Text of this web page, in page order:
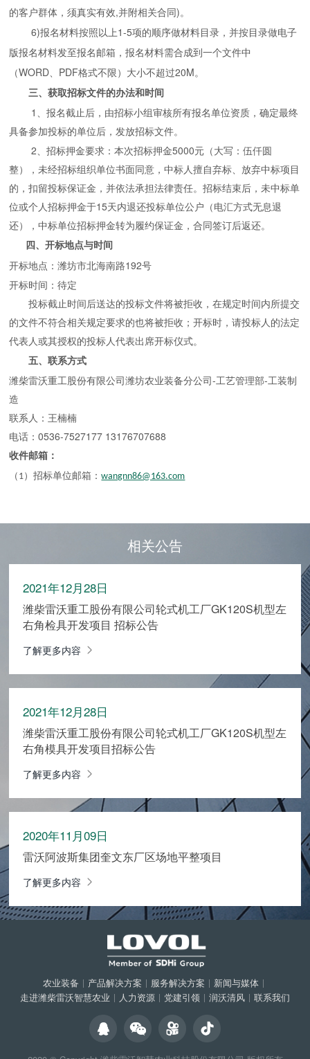
的客户群体，须真实有效,并附相关合同)。
6)报名材料按照以上1-5项的顺序做材料目录，并按目录做电子
版报名材料发至报名邮箱，报名材料需合成到一个文件中
（WORD、PDF格式不限）大小不超过20M。
三、获取招标文件的办法和时间
1 、报名截止后，由招标小组审核所有报名单位资质，确定最终
具备参加投标的单位后，发放招标文件。
2、招标押金要求：本次招标押金5000元（大写：伍仟圆
整），未经招标组织单位书面同意，中标人擅自弃标、放弃中标项目
的，扣留投标保证金，并依法承担法律责任。招标结束后，未中标单
位或个人招标押金于15天内退还投标单位公户（电汇方式无息退
还），中标单位招标押金转为履约保证金，合同签订后返还。
四、开标地点与时间
开标地点：潍坊市北海南路192号
开标时间：待定
投标截止时间后送达的投标文件将被拒收，在规定时间内所提交
的文件不符合相关规定要求的也将被拒收；开标时，请投标人的法定
代表人或其授权的投标人代表出席开标仪式。
五、联系方式
潍柴雷沃重工股份有限公司潍坊农业装备分公司-工艺管理部-工装制
造
联系人：王楠楠
电话：0536-7527177 13176707688
收件邮箱：
（ 1）招标单位邮箱：wangnn86@163.com
相关公告
2021年12月28日
潍柴雷沃重工股份有限公司轮式机工厂GK120S机型左
右角检具开发项目 招标公告
了解更多内容
2021年12月28日
潍柴雷沃重工股份有限公司轮式机工厂GK120S机型左
右角模具开发项目招标公告
了解更多内容
2020年11月09日
雷沃阿波斯集团奎文东厂区场地平整项目
了解更多内容
农业装备 | 产品解决方案 | 服务解决方案 | 新闻与媒体 |
走进潍柴雷沃智慧农业 | 人力资源 | 党建引领 | 润沃清风 | 联系我们